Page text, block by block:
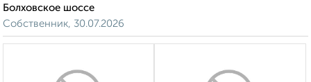
Болховское шоссе
Собственник, 30.07.2026